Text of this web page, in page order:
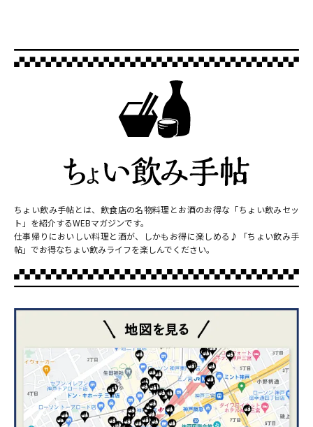
ちょい飲み手帖とは、飲食店の名物料理とお酒のお得な「ちょい飲みセッ
ト」を紹介するWEBマガジンです。
仕事帰りにおいしい料理と酒が、しかもお得に楽しめる♪「ちょい飲み手
帖」でお得なちょい飲みライフを楽しんでください。